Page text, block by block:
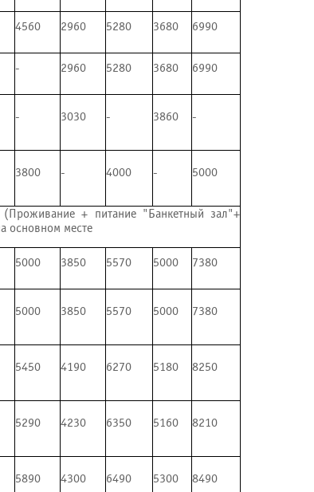
4560 2960 5280 3680 6990
- 2960 5280 3680 6990
- 3030 - 3860 -
3800 - 4000 - 5000
+ питание "Банкетный зал"+
основном месте
5000 3850 5570 5000 7380
5000 3850 5570 5000 7380
5450 4190 6270 5180 8250
5290 4230 6350 5160 8210
5890 4300 6490 5300 8490